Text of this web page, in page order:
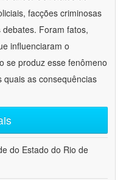
facções criminosas
Foram fatos,
influenciaram o
se produz esse fenômeno
quais as consequências
do Estado do Rio de